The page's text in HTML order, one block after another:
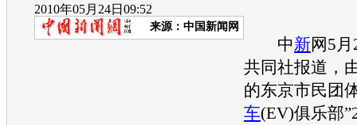
2010年05月24日09:52
来源： 中国新闻网
中新网5
共同社报道，
的东京市民团
车(EV)俱乐部